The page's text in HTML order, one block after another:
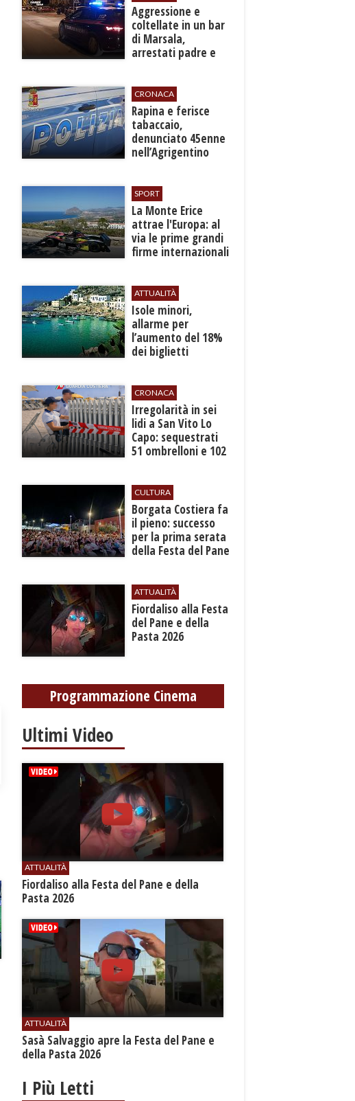
​Aggressione e
coltellate in un bar
di Marsala,
arrestati padre e
CRONACA
​Rapina e ferisce
tabaccaio,
denunciato 45enne
nell’Agrigentino
SPORT
La Monte Erice
attrae l'Europa: al
via le prime grandi
firme internazionali
ATTUALITÀ
Isole minori,
allarme per
l’aumento del 18%
dei biglietti
CRONACA
Irregolarità in sei
lidi a San Vito Lo
Capo: sequestrati
51 ombrelloni e 102
CULTURA
​Borgata Costiera fa
il pieno: successo
per la prima serata
della Festa del Pane
ATTUALITÀ
Fiordaliso alla Festa
del Pane e della
Pasta 2026
Programmazione Cinema
Ultimi Video
ATTUALITÀ
Fiordaliso alla Festa del Pane e della
Pasta 2026
ATTUALITÀ
Sasà Salvaggio apre la Festa del Pane e
della Pasta 2026
I Più Letti